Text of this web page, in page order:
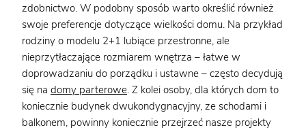
zdobnictwo. W podobny sposób warto określić również
swoje preferencje dotyczące wielkości domu. Na przykład
rodziny o modelu 2+1 lubiące przestronne, ale
nieprzytłaczające rozmiarem wnętrza – łatwe w
doprowadzaniu do porządku i ustawne – często decydują
się na domy parterowe. Z kolei osoby, dla których dom to
koniecznie budynek dwukondygnacyjny, ze schodami i
balkonem, powinny koniecznie przejrzeć nasze projekty